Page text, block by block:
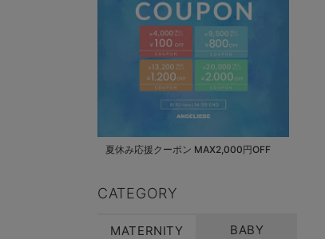
夏休み応援クーポン MAX2,000円OFF
CATEGORY
MATERNITY BABY